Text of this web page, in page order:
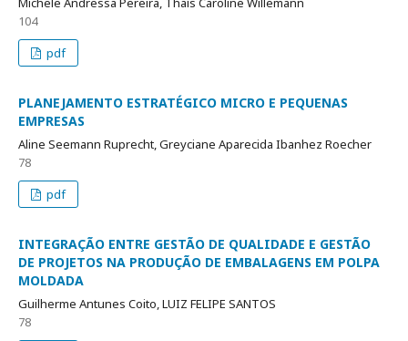
104
pdf
PLANEJAMENTO ESTRATÉGICO MICRO E PEQUENAS
EMPRESAS
Aline Seemann Ruprecht, Greyciane Aparecida Ibanhez Roecher
78
pdf
INTEGRAÇÃO ENTRE GESTÃO DE QUALIDADE E GESTÃO
DE PROJETOS NA PRODUÇÃO DE EMBALAGENS EM POLPA
MOLDADA
Guilherme Antunes Coito, LUIZ FELIPE SANTOS
78